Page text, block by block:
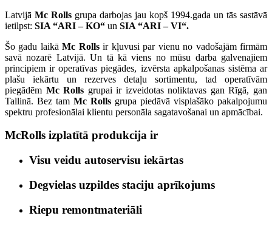
Latvijā Mc Rolls grupa darbojas jau kopš 1994.gada un tās sastāvā
ietilpst: SIA “ARI – KO“ un SIA “ARI – VI“.
Šo gadu laikāMc Rollsir kļuvusi par vienu no vadošajām firmām
savā nozarē Latvijā. Un tā kā viens no mūsu darba galvenajiem
principiem ir operatīvas piegādes, izvērsta apkalpošanas sistēma ar
plašu iekārtu un rezerves detaļu sortimentu, tad operatīvām
piegādēm Mc Rolls grupai ir izveidotas noliktavas gan Rīgā, gan
Tallinā. Bez tam Mc Rolls grupa piedāvā visplašāko pakalpojumu
spektru profesionālai klientu personāla sagatavošanai un apmācībai.
McRolls izplatītā produkcija ir
Visu veidu autoservisu iekārtas
Degvielas uzpildes staciju aprīkojums
Riepu remontmateriāli